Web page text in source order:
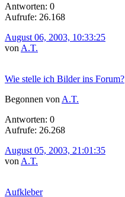
Antworten: 0
Aufrufe: 26.168
August 06, 2003, 10:33:25
von A.T.
Wie stelle ich Bilder ins Forum?
Begonnen von A.T.
Antworten: 0
Aufrufe: 26.268
August 05, 2003, 21:01:35
von A.T.
Aufkleber